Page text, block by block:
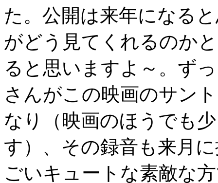
た。公開は来年になる
がどう見てくれるのか
ると思いますよ～。ず
さんがこの映画のサン
なり（映画のほうでも
す）、その録音も来月
ごいキュートな素敵な